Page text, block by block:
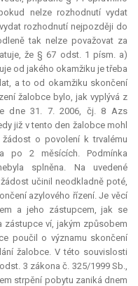
nelze rozhodnutí vydat
rozhodnutí nejpozději do
tak nelze považovat za
že § 67 odst. 1 písm. a)
od jakého okamžiku je třeba
a to od okamžiku skončení
žalobce bylo, jak vyplývá z
dne 31. 7. 2006, čj. 8 Azs
již v tento den žalobce mohl
o povolení k trvalému
po 2 měsících. Podmínka
splněna. Na uvedené
učinil neodkladně poté,
azylového řízení. Je věcí
a jeho zástupcem, jak se
zástupce ví, jakým způsobem
poučil o významu skončení
žalobce. V této souvislosti
3 zákona č. 325/1999 Sb.,
strpění pobytu zaniká dnem